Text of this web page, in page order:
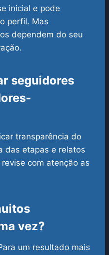
inicial e pode
perfil. Mas
dependem do seu
seguidores
transparência do
das etapas e relatos
com atenção as
vez?
um resultado mais